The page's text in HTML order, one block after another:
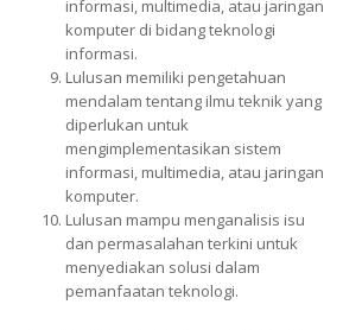
informasi, multimedia, atau jaringan
komputer di bidang teknologi
informasi.
Lulusan memiliki pengetahuan
mendalam tentang ilmu teknik yang
diperlukan untuk
mengimplementasikan sistem
informasi, multimedia, atau jaringan
komputer.
Lulusan mampu menganalisis isu
dan permasalahan terkini untuk
menyediakan solusi dalam
pemanfaatan teknologi.